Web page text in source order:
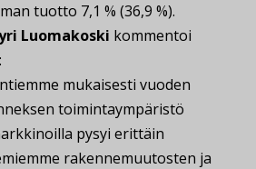
tuotto 7,1 % (36,9 %).
Luomakoski kommentoi
mukaisesti vuoden
toimintaympäristö
pysyi erittäin
rakennemuutosten ja